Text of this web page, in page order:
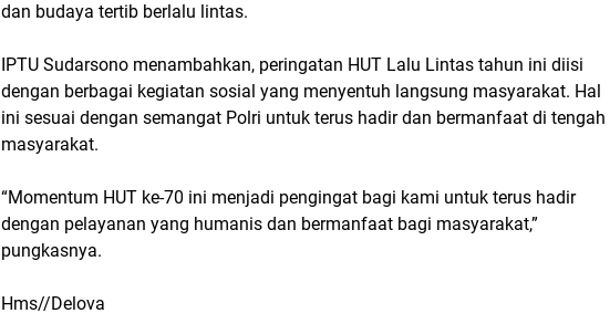
dan budaya tertib berlalu lintas.
IPTU Sudarsono menambahkan, peringatan HUT Lalu Lintas tahun ini diisi
dengan berbagai kegiatan sosial yang menyentuh langsung masyarakat. Hal
ini sesuai dengan semangat Polri untuk terus hadir dan bermanfaat di tengah
masyarakat.
“Momentum HUT ke-70 ini menjadi pengingat bagi kami untuk terus hadir
dengan pelayanan yang humanis dan bermanfaat bagi masyarakat,”
pungkasnya.
Hms//Delova